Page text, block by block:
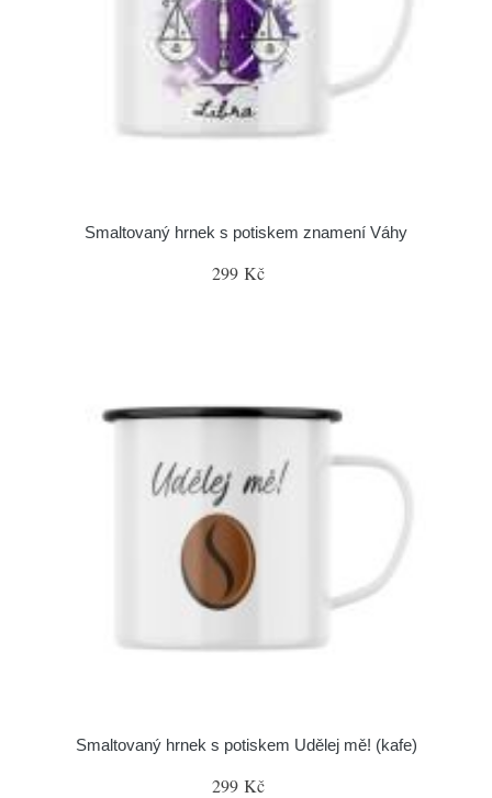
Smaltovaný hrnek s potiskem znamení Váhy
299 Kč
Smaltovaný hrnek s potiskem Udělej mě! (kafe)
299 Kč